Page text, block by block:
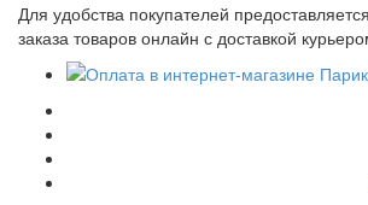
Для удобства покупателей
заказа товаров онлайн с доставкой